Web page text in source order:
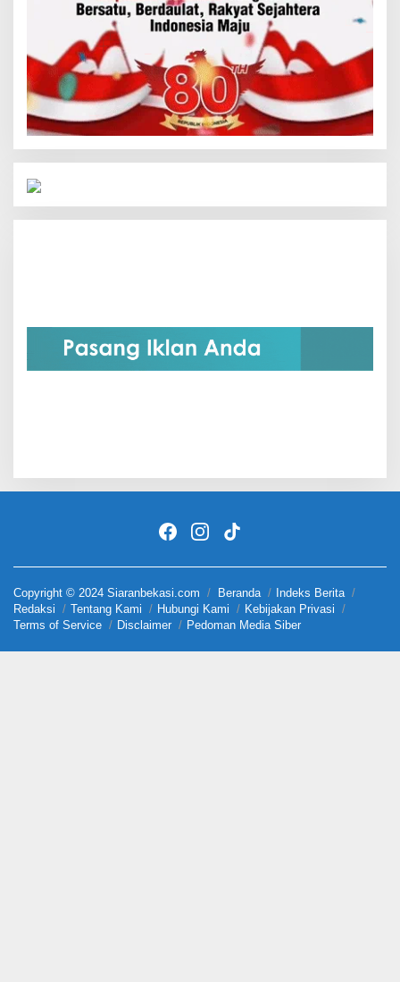
Copyright © 2024 Siaranbekasi.com Beranda
Indeks Berita
Redaksi
Tentang Kami Hubungi Kami
Kebijakan Privasi
Terms of Service
Disclaimer Pedoman Media Siber